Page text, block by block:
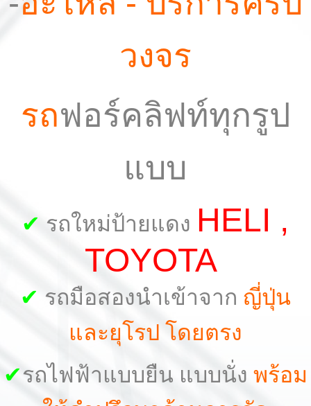
วงจร
รถฟอร์คลิฟท์ทุกรูป
แบบ
✔ รถใหม่ป้ายแดง HELI ,
TOYOTA
✔ รถมือสองนำเข้าจาก ญี่ปุ่น
และยุโรป โดยตรง
✔รถไฟฟ้าแบบยืน แบบนั่ง พร้อม